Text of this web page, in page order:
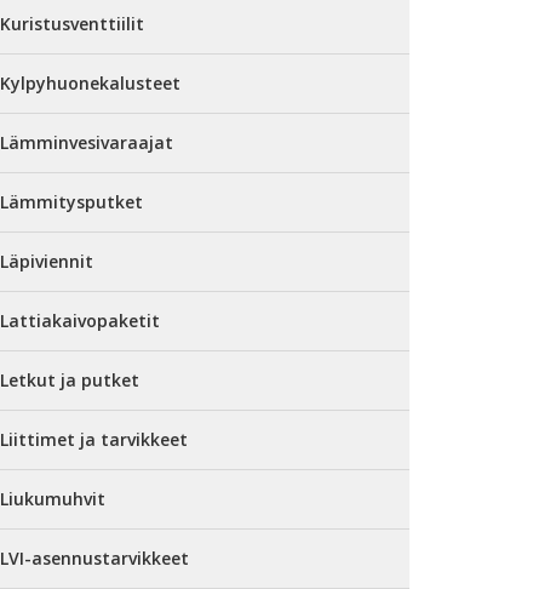
Kuristusventtiilit
Kylpyhuonekalusteet
Lämminvesivaraajat
Lämmitysputket
Läpiviennit
Lattiakaivopaketit
Letkut ja putket
Liittimet ja tarvikkeet
Liukumuhvit
LVI-asennustarvikkeet